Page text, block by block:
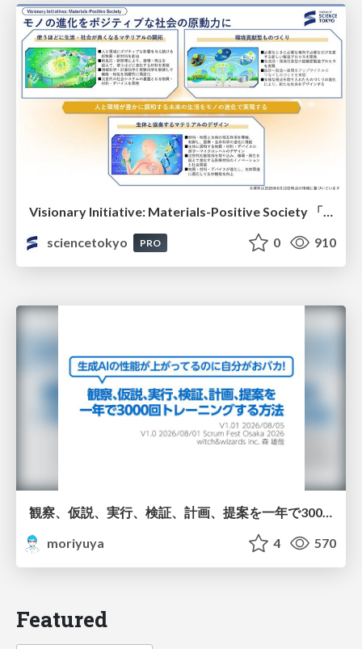
sciencetokyo
PRO 0 910
観察、仮説、実行、検証、計画、提案を一年で3000回トレーニングする方法/3000 Thinking Loops in 365 Days
moriyuya
4 570
Featured